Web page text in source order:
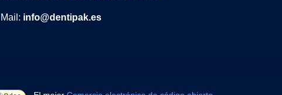
Mail: info@dentipak.es